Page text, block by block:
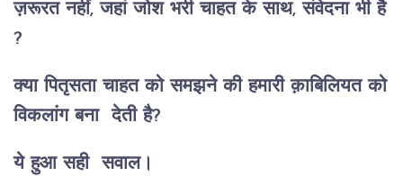
ज़रूरत नहीं, जहां जोश भरी चाहत के साथ, संवेदना भी है
?
क्या पितृसता चाहत को समझने की हमारी क़ाबिलियत को
विकलांग बना देती है?
ये हुआ सही सवाल।